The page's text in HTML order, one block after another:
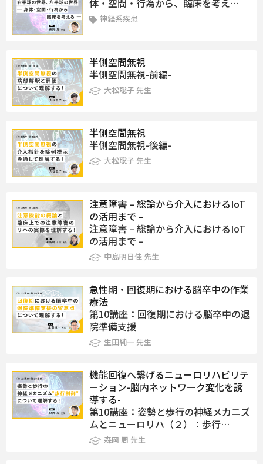
体・空間・行為から、臨床を考え…
神経系疾患
半側空間無視
半側空間無視-前編-
大松聡子 先生
半側空間無視
半側空間無視-後編-
大松聡子 先生
注意障害 – 総論から介入におけるIoT
の活用まで –
注意障害 – 総論から介入におけるIoT
の活用まで –
中島明日佳 先生
急性期・回復期における脳卒中の作業
療法
第10講座：回復期における脳卒中の退
院準備支援
生田純一 先生
機能回復へ繋げるニューロリハビリテ
ーション-脳内ネットワーク変化を誘
導する-
第10講座：姿勢と歩行の神経メカニズ
ムとニューロリハ（２）：歩行…
森岡 周 先生